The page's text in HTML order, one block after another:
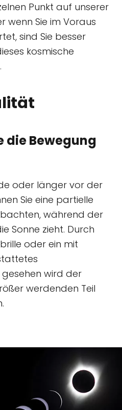
Punkt auf unserer
wenn Sie im Voraus
sind Sie besser
kosmische
die Bewegung
oder länger vor der
Sie eine partielle
während der
Sonne zieht. Durch
oder ein mit
wird der
werdenden Teil